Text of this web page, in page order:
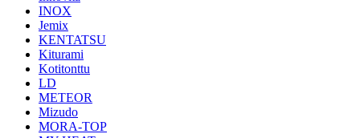
INOX
Jemix
KENTATSU
Kiturami
Kotitonttu
LD
METEOR
Mizudo
MORA-TOP